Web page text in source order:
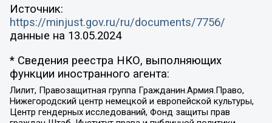
Источник:
https://minjust.gov.ru/ru/documents/7756/
данные на 13.05.2024
* Сведения реестра НКО, выполняющих
функции иностранного агента:
Лилит, Правозащитная группа Гражданин.Армия.Право,
Нижегородский центр немецкой и европейской культуры,
Центр гендерных исследований, Фонд защиты прав